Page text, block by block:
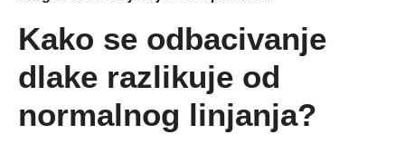
Kako se odbacivanje
dlake razlikuje od
normalnog linjanja?